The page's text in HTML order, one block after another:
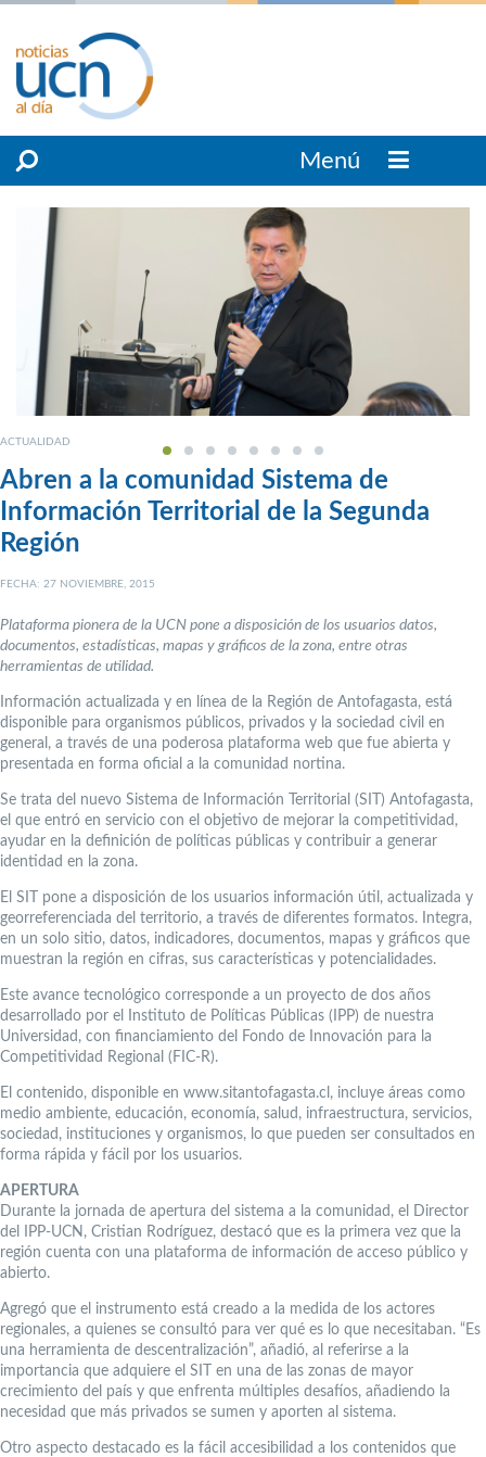
Menú
ACTUALIDAD
Abren a la comunidad Sistema de
Información Territorial de la Segunda
Región
FECHA: 27 NOVIEMBRE, 2015
Plataforma pionera de la UCN pone a disposición de los usuarios datos,
documentos, estadísticas, mapas y gráficos de la zona, entre otras
herramientas de utilidad.
Información actualizada y en línea de la Región de Antofagasta, está
disponible para organismos públicos, privados y la sociedad civil en
general, a través de una poderosa plataforma web que fue abierta y
presentada en forma oficial a la comunidad nortina.
Se trata del nuevo Sistema de Información Territorial (SIT) Antofagasta,
el que entró en servicio con el objetivo de mejorar la competitividad,
ayudar en la definición de políticas públicas y contribuir a generar
identidad en la zona.
El SIT pone a disposición de los usuarios información útil, actualizada y
georreferenciada del territorio, a través de diferentes formatos. Integra,
en un solo sitio, datos, indicadores, documentos, mapas y gráficos que
muestran la región en cifras, sus características y potencialidades.
Este avance tecnológico corresponde a un proyecto de dos años
desarrollado por el Instituto de Políticas Públicas (IPP) de nuestra
Universidad, con financiamiento del Fondo de Innovación para la
Competitividad Regional (FIC-R).
El contenido, disponible en www.sitantofagasta.cl, incluye áreas como
medio ambiente, educación, economía, salud, infraestructura, servicios,
sociedad, instituciones y organismos, lo que pueden ser consultados en
forma rápida y fácil por los usuarios.
APERTURA
Durante la jornada de apertura del sistema a la comunidad, el Director
del IPP-UCN, Cristian Rodríguez, destacó que es la primera vez que la
región cuenta con una plataforma de información de acceso público y
abierto.
Agregó que el instrumento está creado a la medida de los actores
regionales, a quienes se consultó para ver qué es lo que necesitaban. “Es
una herramienta de descentralización”, añadió, al referirse a la
importancia que adquiere el SIT en una de las zonas de mayor
crecimiento del país y que enfrenta múltiples desafíos, añadiendo la
necesidad que más privados se sumen y aporten al sistema.
Otro aspecto destacado es la fácil accesibilidad a los contenidos que